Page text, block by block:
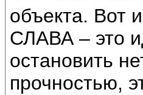
объекта. Вот
СЛАВА – это
остановить
прочностью,